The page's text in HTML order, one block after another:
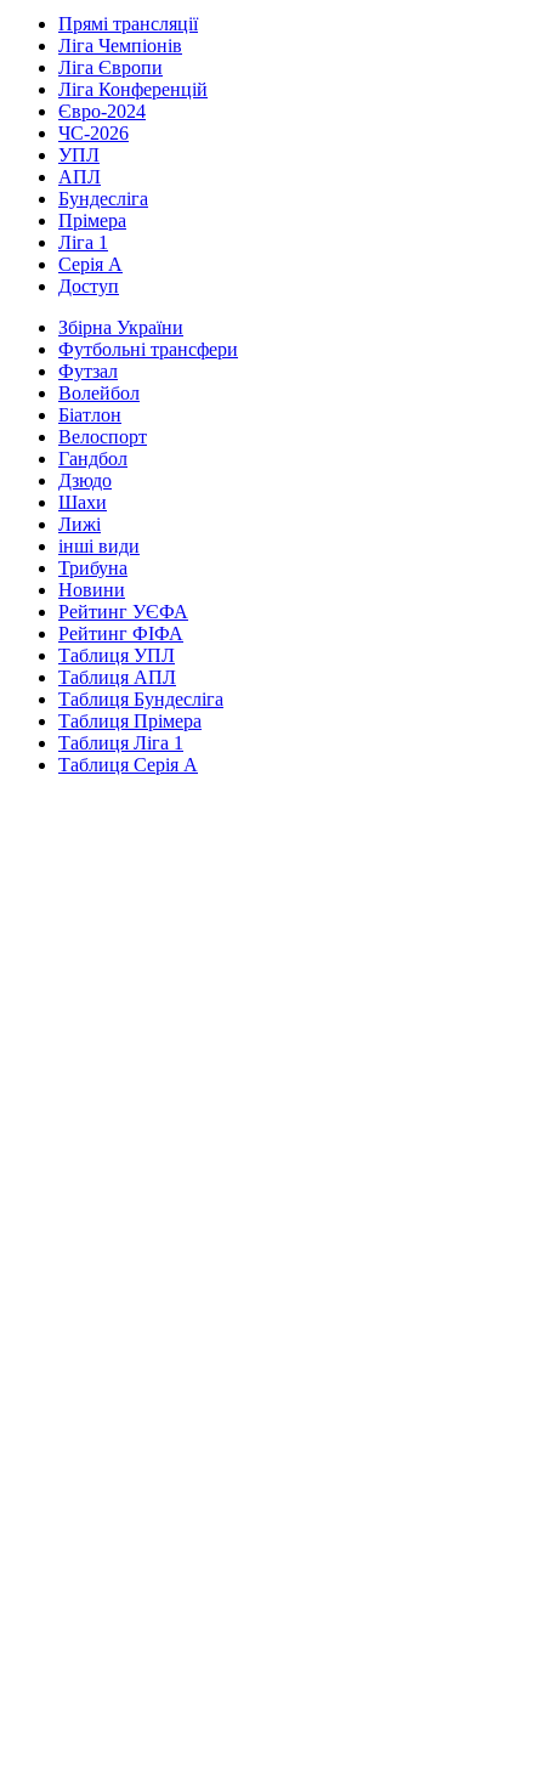
Прямі трансляції
Ліга Чемпіонів
Ліга Європи
Ліга Конференцій
Євро-2024
ЧС-2026
УПЛ
АПЛ
Бундесліга
Прімера
Ліга 1
Серія А
Доступ
Збірна України
Футбольні трансфери
Футзал
Волейбол
Біатлон
Велоспорт
Гандбол
Дзюдо
Шахи
Лижі
інші види
Трибуна
Новини
Рейтинг УЄФА
Рейтинг ФІФА
Таблиця УПЛ
Таблиця АПЛ
Таблиця Бундесліга
Таблиця Прімера
Таблиця Ліга 1
Таблиця Серія А